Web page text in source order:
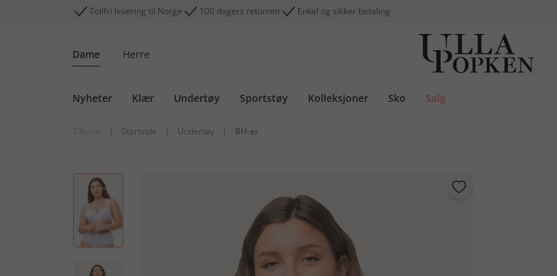
Tollfri levering til Norge 100 dagers returrett Enkel og sikker betaling
Dame Herre
Nyheter Klær Undertøy Sportstøy Kolleksjoner Sko Salg
| Startside | Undertøy | BH-er